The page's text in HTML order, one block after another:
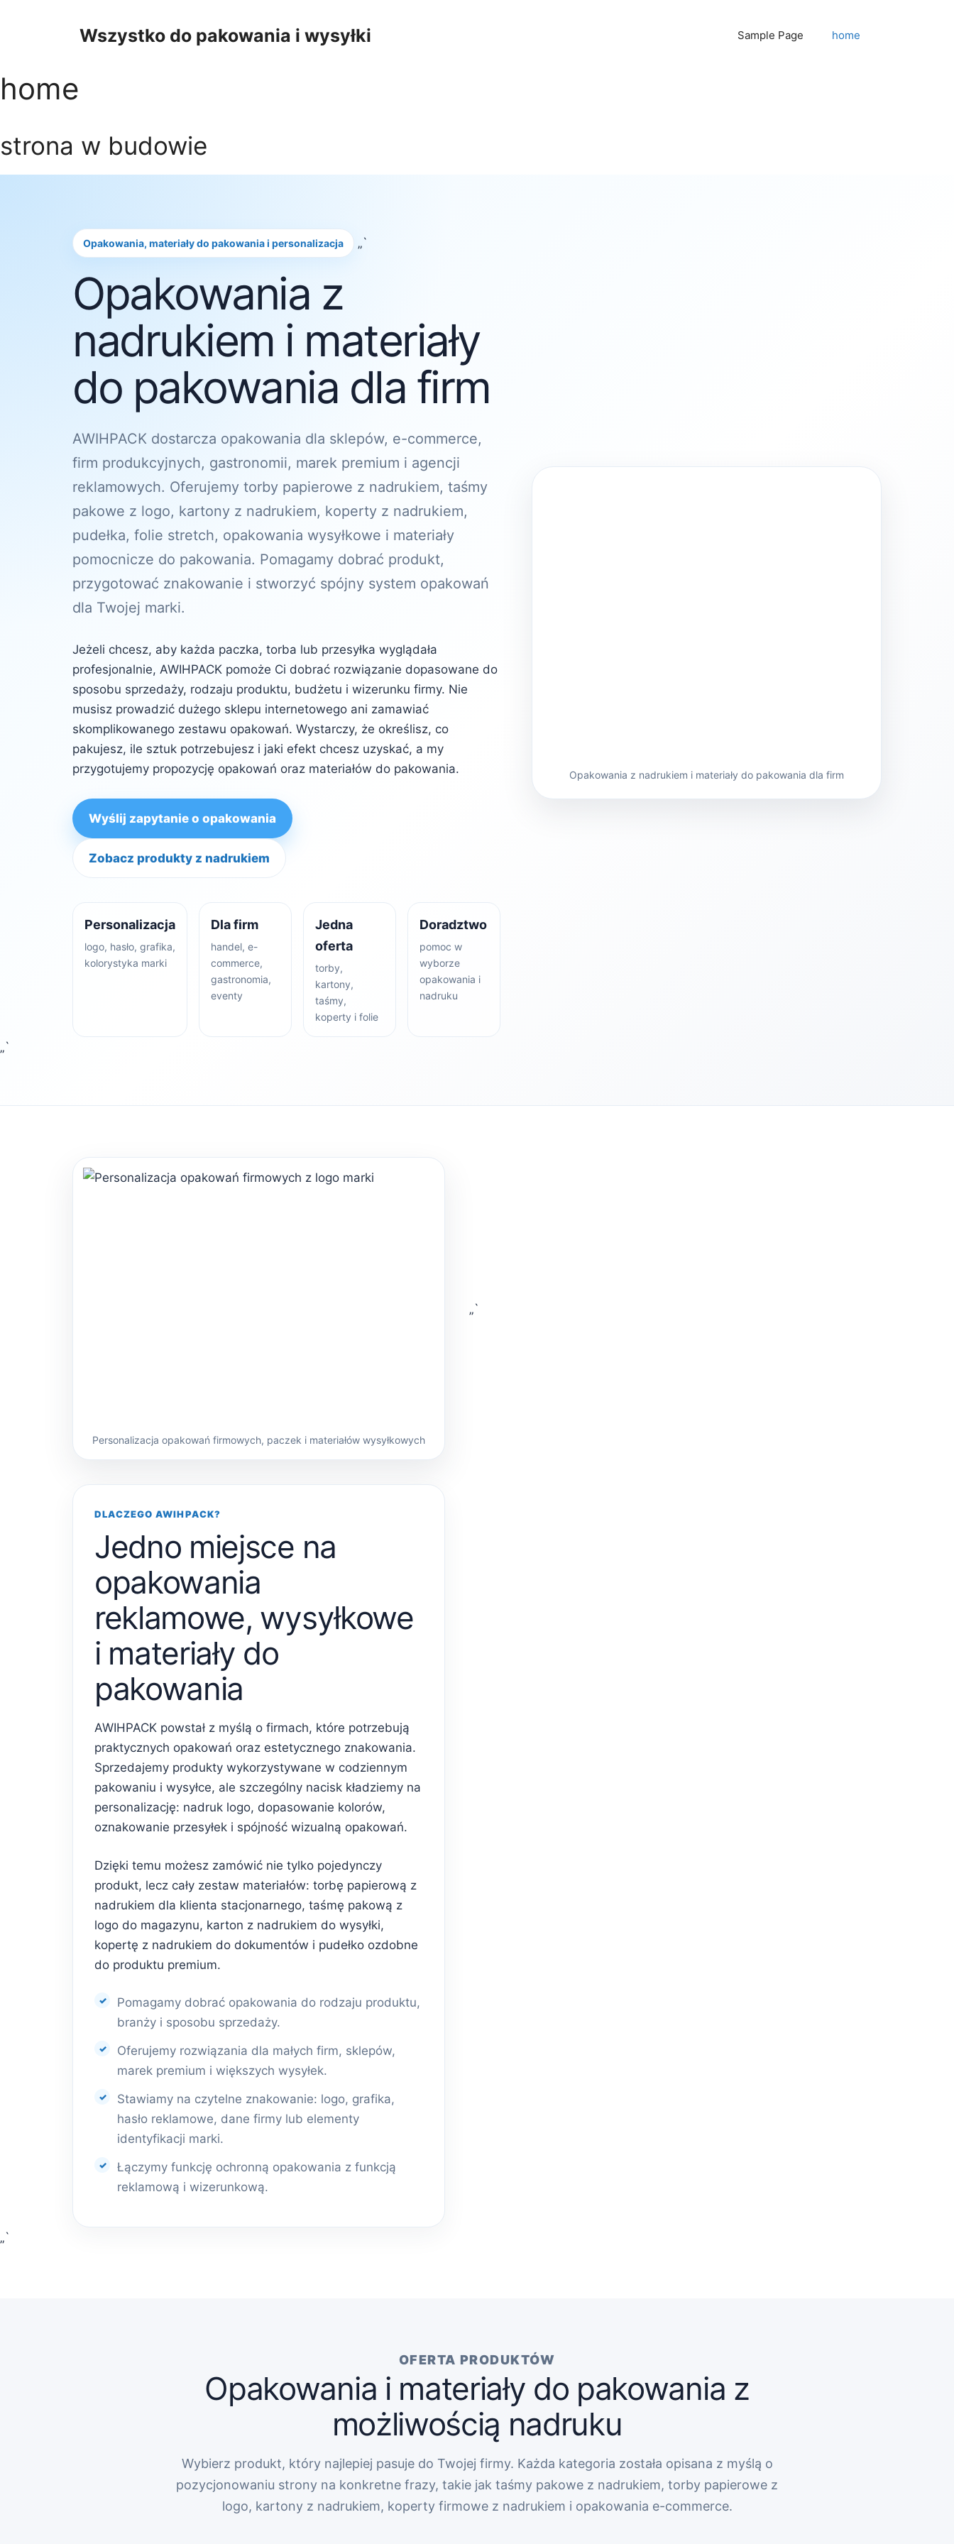
Wszystko do pakowania i wysyłki Sample Page home
home
strona w budowie
Opakowania, materiały do pakowania i personalizacja „`
Opakowania z
nadrukiem i materiały
do pakowania dla firm
AWIHPACK dostarcza opakowania dla sklepów, e-commerce,
firm produkcyjnych, gastronomii, marek premium i agencji
reklamowych. Oferujemy torby papierowe z nadrukiem, taśmy
pakowe z logo, kartony z nadrukiem, koperty z nadrukiem,
pudełka, folie stretch, opakowania wysyłkowe i materiały
pomocnicze do pakowania. Pomagamy dobrać produkt,
przygotować znakowanie i stworzyć spójny system opakowań
dla Twojej marki.
Jeżeli chcesz, aby każda paczka, torba lub przesyłka wyglądała
profesjonalnie, AWIHPACK pomoże Ci dobrać rozwiązanie dopasowane do
sposobu sprzedaży, rodzaju produktu, budżetu i wizerunku firmy. Nie
musisz prowadzić dużego sklepu internetowego ani zamawiać
skomplikowanego zestawu opakowań. Wystarczy, że określisz, co
pakujesz, ile sztuk potrzebujesz i jaki efekt chcesz uzyskać, a my
przygotujemy propozycję opakowań oraz materiałów do pakowania.
Wyślij zapytanie o opakowania
Zobacz produkty z nadrukiem
Personalizacja
logo, hasło, grafika,
kolorystyka marki
Dla firm
handel, e-
commerce,
gastronomia,
eventy
Jedna
oferta
torby,
kartony,
taśmy,
koperty i folie
Doradztwo
pomoc w
wyborze
opakowania i
nadruku
Opakowania z nadrukiem i materiały do pakowania dla firm
„`
Personalizacja opakowań firmowych, paczek i materiałów wysyłkowych
„`
DLACZEGO AWIHPACK?
Jedno miejsce na
opakowania
reklamowe, wysyłkowe
i materiały do
pakowania
AWIHPACK powstał z myślą o firmach, które potrzebują
praktycznych opakowań oraz estetycznego znakowania.
Sprzedajemy produkty wykorzystywane w codziennym
pakowaniu i wysyłce, ale szczególny nacisk kładziemy na
personalizację: nadruk logo, dopasowanie kolorów,
oznakowanie przesyłek i spójność wizualną opakowań.
Dzięki temu możesz zamówić nie tylko pojedynczy
produkt, lecz cały zestaw materiałów: torbę papierową z
nadrukiem dla klienta stacjonarnego, taśmę pakową z
logo do magazynu, karton z nadrukiem do wysyłki,
kopertę z nadrukiem do dokumentów i pudełko ozdobne
do produktu premium.
Pomagamy dobrać opakowania do rodzaju produktu,
branży i sposobu sprzedaży.
Oferujemy rozwiązania dla małych firm, sklepów,
marek premium i większych wysyłek.
Stawiamy na czytelne znakowanie: logo, grafika,
hasło reklamowe, dane firmy lub elementy
identyfikacji marki.
Łączymy funkcję ochronną opakowania z funkcją
reklamową i wizerunkową.
„`
OFERTA PRODUKTÓW
Opakowania i materiały do pakowania z
możliwością nadruku
Wybierz produkt, który najlepiej pasuje do Twojej firmy. Każda kategoria została opisana z myślą o
pozycjonowaniu strony na konkretne frazy, takie jak taśmy pakowe z nadrukiem, torby papierowe z
logo, kartony z nadrukiem, koperty firmowe z nadrukiem i opakowania e-commerce.